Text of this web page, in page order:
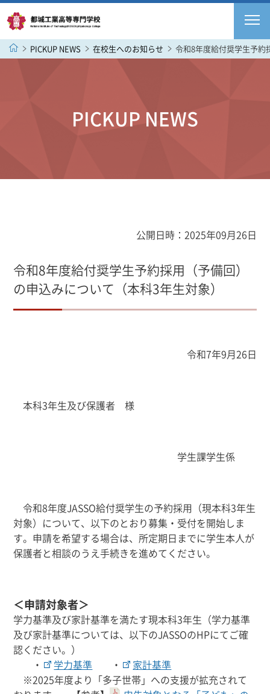
PICKUP NEWS 在校生へのお知らせ 令和8年度給付奨学生予約
PICKUP NEWS
公開日時：2025年09月26日
令和8年度給付奨学生予約採用（予備回）
の申込みについて（本科3年生対象）
令和7年9月26日
本科3年生及び保護者 様
学生課学生係
令和8年度JASSO給付奨学生の予約採用（現本科3年生
対象）について、以下のとおり募集・受付を開始しま
す。申請を希望する場合は、所定期日までに学生本人が
保護者と相談のうえ手続きを進めてください。
＜申請対象者＞
学力基準及び家計基準を満たす現本科3年生（学力基準
及び家計基準については、以下のJASSOのHPにてご確
認ください。）
・
学力基準 ・
家計基準
※2025年度より「多子世帯」への支援が拡充されて